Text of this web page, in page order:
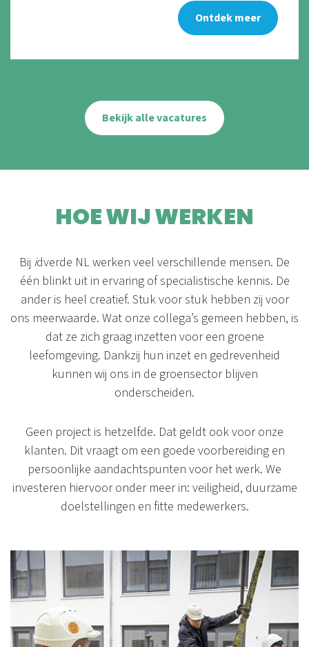
Ontdek meer
Bekijk alle vacatures
HOE WIJ WERKEN
Bij idverde NL werken veel verschillende mensen. De
één blinkt uit in ervaring of specialistische kennis. De
ander is heel creatief. Stuk voor stuk hebben zij voor
ons meerwaarde. Wat onze collega’s gemeen hebben, is
dat ze zich graag inzetten voor een groene
leefomgeving. Dankzij hun inzet en gedrevenheid
kunnen wij ons in de groensector blijven
onderscheiden.
Geen project is hetzelfde. Dat geldt ook voor onze
klanten. Dit vraagt om een goede voorbereiding en
persoonlijke aandachtspunten voor het werk. We
investeren hiervoor onder meer in: veiligheid, duurzame
doelstellingen en fitte medewerkers.